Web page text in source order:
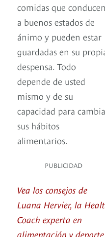
comidas que conducen
a buenos estados de
ánimo y pueden estar
guardadas en su
despensa. Todo
depende de usted
mismo y de su
capacidad para
sus hábitos
alimentarios.
PUBLICIDAD
Vea los consejos de
Luana Hervier, la
Coach experta en
alimentación y deporte